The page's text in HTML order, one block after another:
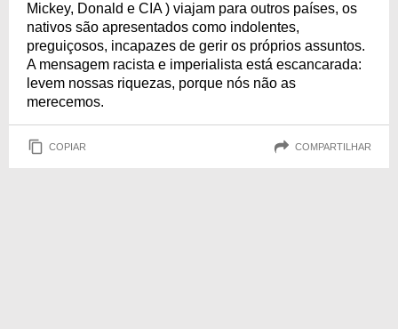
Mickey, Donald e CIA ) viajam para outros países, os
nativos são apresentados como indolentes,
preguiçosos, incapazes de gerir os próprios assuntos.
A mensagem racista e imperialista está escancarada:
levem nossas riquezas, porque nós não as
merecemos.
COPIAR COMPARTILHAR